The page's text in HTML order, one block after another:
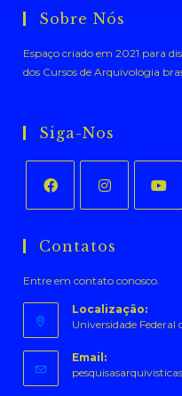
Sobre Nós
Espaço criado em 2021 para
dos Cursos de Arquivologia
Siga-Nos
em
nova
aba
em
nova
aba
nova
aba
Contatos
Entre em contato conosco.
Localização:
Universidade Federal
Email: